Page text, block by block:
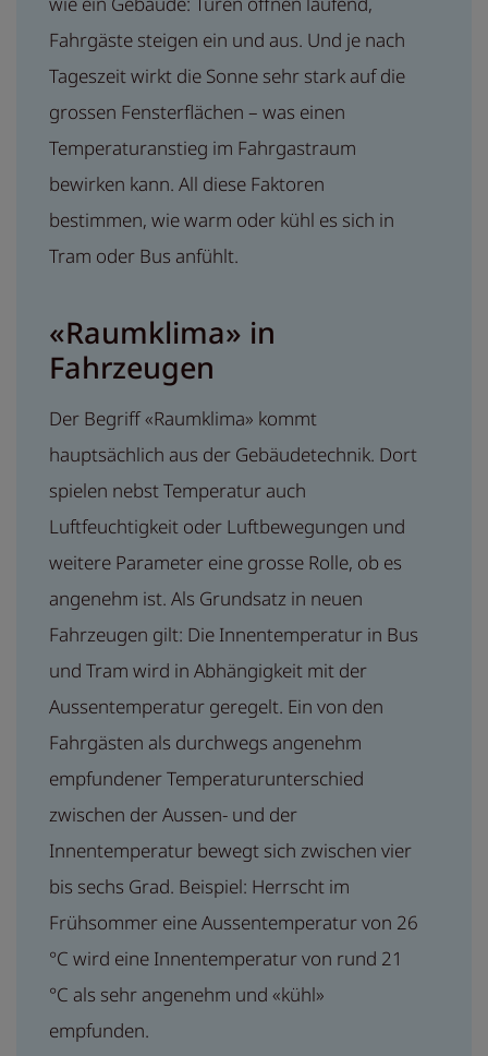
Fahrgäste steigen ein und aus. Und je nach
Tageszeit wirkt die Sonne sehr stark auf die
grossen Fensterflächen – was einen
Temperaturanstieg im Fahrgastraum
bewirken kann. All diese Faktoren
bestimmen, wie warm oder kühl es sich in
Tram oder Bus anfühlt.
«Raumklima» in
Fahrzeugen
Der Begriff «Raumklima» kommt
hauptsächlich aus der Gebäudetechnik. Dort
spielen nebst Temperatur auch
Luftfeuchtigkeit oder Luftbewegungen und
weitere Parameter eine grosse Rolle, ob es
angenehm ist. Als Grundsatz in neuen
Fahrzeugen gilt: Die Innentemperatur in Bus
und Tram wird in Abhängigkeit mit der
Aussentemperatur geregelt. Ein von den
Fahrgästen als durchwegs angenehm
empfundener Temperaturunterschied
zwischen der Aussen- und der
Innentemperatur bewegt sich zwischen vier
bis sechs Grad. Beispiel: Herrscht im
Frühsommer eine Aussentemperatur von 26
°C wird eine Innentemperatur von rund 21
°C als sehr angenehm und «kühl»
empfunden.